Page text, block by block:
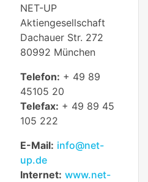
NET-UP
Aktiengesellschaft
Dachauer Str. 272
80992 München
Telefon: + 49 89
45105 20
Telefax: + 49 89 45
105 222
E-Mail: info@net-
up.de
Internet: www.net-